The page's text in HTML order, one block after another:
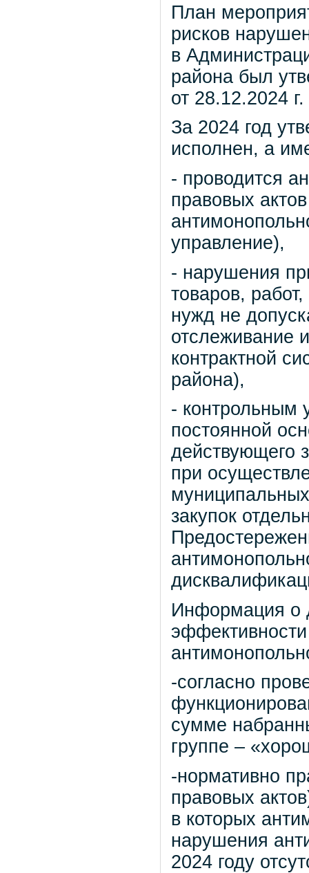
План
рисков
в
района был
от 28.12.2024
За 2024 год
исполнен, а
- проводится
правовых
управление),
- нарушения
товаров,
нужд не
отслеживание
контрактной
района),
- контрольным
постоянной
действующего
при
закупок
Информация о
-согласно
сумме
группе –
-нормативно
правовых
в которых
нарушения
2024 году